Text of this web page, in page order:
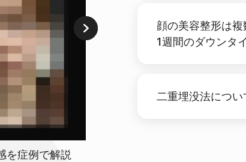
を症例で解説
顔の美容整形は
1週間のダウンタ
二重埋没法につい